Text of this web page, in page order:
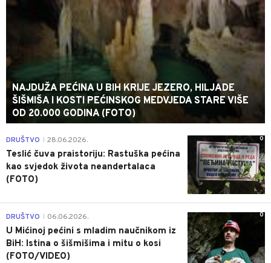
NAJDUŽA PEĆINA U BIH KRIJE JEZERO, HILJADE
ŠIŠMIŠA I KOSTI PEĆINSKOG MEDVJEDA STARE VIŠE
OD 20.000 GODINA (FOTO)
0
DRUŠTVO 28.06.2026.
Teslić čuva praistoriju: Rastuška pećina
kao svjedok života neandertalaca
(FOTO)
0
DRUŠTVO 06.06.2026.
U Mićinoj pećini s mladim naučnikom iz
BiH: Istina o šišmišima i mitu o kosi
(FOTO/VIDEO)